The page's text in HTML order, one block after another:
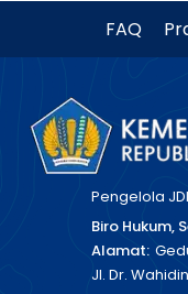
FAQ
Pengelola
Biro Hukum,
Alamat:
Jl. Dr.